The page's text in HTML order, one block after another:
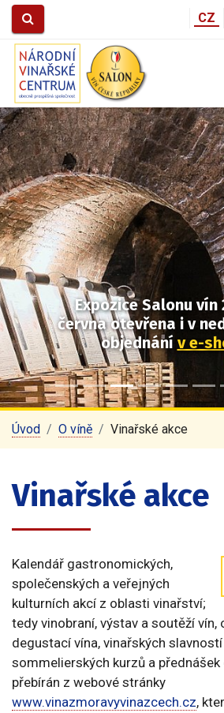
CZ
Expozice Salonu vín
června otevřena i v
objednání v e-
Předchozí
Úvod O víně Vinařské akce
Vinařské akce
Kalendář gastronomických,
společenských a veřejných
kulturních akcí z oblasti vinařství;
tedy vinobraní, výstav a soutěží vín,
degustací vína, vinařských
sommelierských kurzů a přednášek
přebírán z webové stránky
www.vinazmoravyvinazcech.cz,